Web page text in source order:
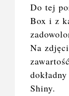
Do tej
Box i z
Na
Shiny.